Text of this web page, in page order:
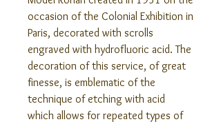
occasion of the Colonial Exhibition in
Paris, decorated with scrolls
engraved with hydrofluoric acid. The
decoration of this service, of great
finesse, is emblematic of the
technique of etching with acid
which allows for repeated types of